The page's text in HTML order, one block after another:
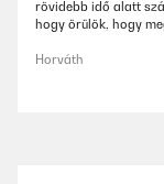
rövidebb idő alatt
hogy örülök, hogy
Horváth